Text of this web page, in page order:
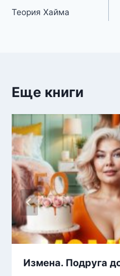
по
Теория Хайма
Еще книги
Измена. Подруга